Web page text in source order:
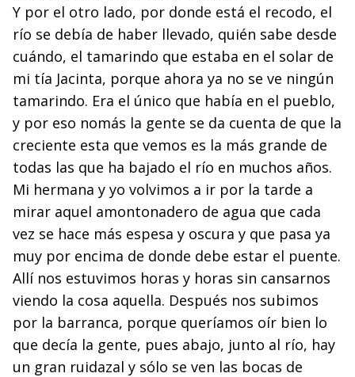
Y por el otro lado, por donde está el recodo, el
río se debía de haber llevado, quién sabe desde
cuándo, el tama­rindo que estaba en el solar de
mi tía Jacinta, porque aho­ra ya no se ve ningún
tamarindo. Era el único que había en el pueblo,
y por eso nomás la gente se da cuenta de que la
creciente esta que vemos es la más grande de
todas las que ha bajado el río en muchos años.
Mi hermana y yo volvimos a ir por la tarde a
mirar aquel amontonadero de agua que cada
vez se hace más es­pesa y oscura y que pasa ya
muy por encima de donde debe estar el puente.
Allí nos estuvimos horas y horas sin can­sarnos
viendo la cosa aquella. Después nos subimos
por la barranca, porque queríamos oír bien lo
que decía la gente, pues abajo, junto al río, hay
un gran ruidazal y sólo se ven las bocas de